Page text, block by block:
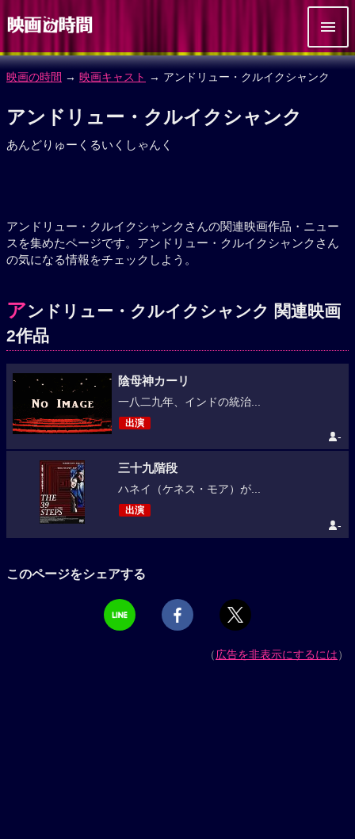
映画の時間 → 映画キャスト → アンドリュー・クルイクシャンク
アンドリュー・クルイクシャンク
あんどりゅーくるいくしゃんく
アンドリュー・クルイクシャンクさんの関連映画作品・ニュー
スを集めたページです。アンドリュー・クルイクシャンクさん
の気になる情報をチェックしよう。
アンドリュー・クルイクシャンク 関連映画
2作品
陰母神カーリ
一八二九年、インドの統治...
出演
-
三十九階段
ハネイ（ケネス・モア）が...
出演
-
このページをシェアする
（広告を非表示にするには）